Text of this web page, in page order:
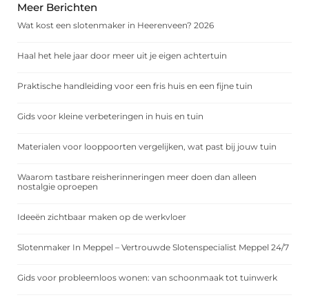
Meer Berichten
Wat kost een slotenmaker in Heerenveen? 2026
Haal het hele jaar door meer uit je eigen achtertuin
Praktische handleiding voor een fris huis en een fijne tuin
Gids voor kleine verbeteringen in huis en tuin
Materialen voor looppoorten vergelijken, wat past bij jouw tuin
Waarom tastbare reisherinneringen meer doen dan alleen
nostalgie oproepen
Ideeën zichtbaar maken op de werkvloer
Slotenmaker In Meppel – Vertrouwde Slotenspecialist Meppel 24/7
Gids voor probleemloos wonen: van schoonmaak tot tuinwerk